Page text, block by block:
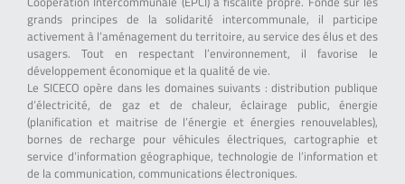
grands principes de la solidarité intercommunale, il participe
activement à l’aménagement du territoire, au service des élus et des
usagers. Tout en respectant l’environnement, il favorise le
développement économique et la qualité de vie.
Le SICECO opère dans les domaines suivants : distribution publique
d’électricité, de gaz et de chaleur, éclairage public, énergie
(planification et maitrise de l’énergie et énergies renouvelables),
bornes de recharge pour véhicules électriques, cartographie et
service d’information géographique, technologie de l’information et
de la communication, communications électroniques.